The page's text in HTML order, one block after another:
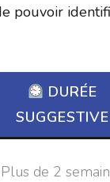
pouvoir
DURÉE
SUGGESTIVE
Plus de 2